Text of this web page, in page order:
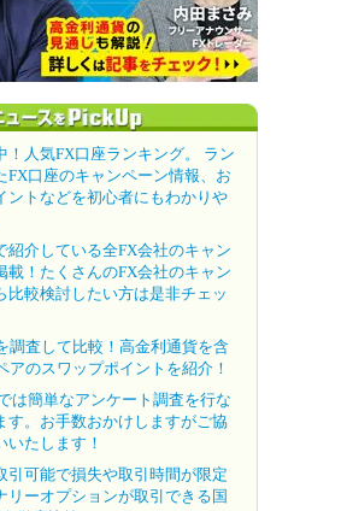
！人気FX口座ランキング。 ラン
FX口座のキャンペーン情報、お
ントなどを初心者にもわかりや
紹介している全FX会社のキャン
載！たくさんのFX会社のキャン
比較検討したい方は是非チェッ
調査して比較！高金利通貨を含
アのスワップポイントを紹介！
は簡単なアンケート調査を行な
す。お手数おかけしますがご協
いたします！
引可能で損失や取引時間が限定
リーオプションが取引できる国